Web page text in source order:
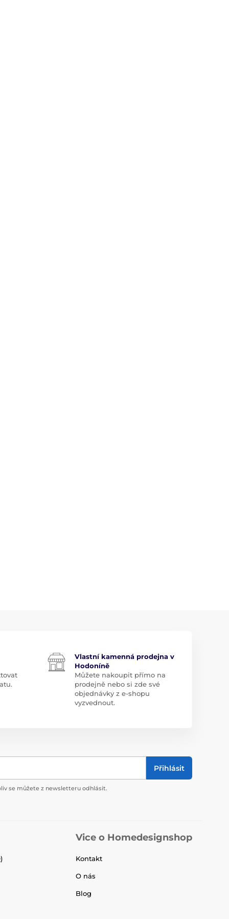
Vlastní kamenná prodejna v
Hodoníně
Můžete nakoupit přímo na
prodejně nebo si zde své
objednávky z e-shopu
vyzvednout.
Přihlásit
se můžete z newsletteru odhlásit.
Vice o Homedesignshop
Kontakt
O nás
Blog